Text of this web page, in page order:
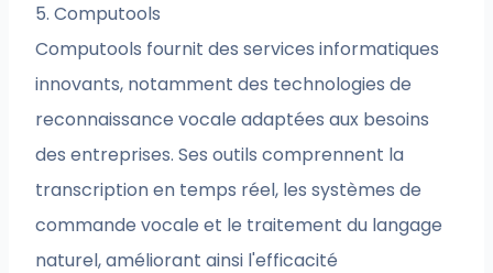
5. Computools
Computools fournit des services informatiques
innovants, notamment des technologies de
reconnaissance vocale adaptées aux besoins
des entreprises. Ses outils comprennent la
transcription en temps réel, les systèmes de
commande vocale et le traitement du langage
naturel, améliorant ainsi l'efficacité